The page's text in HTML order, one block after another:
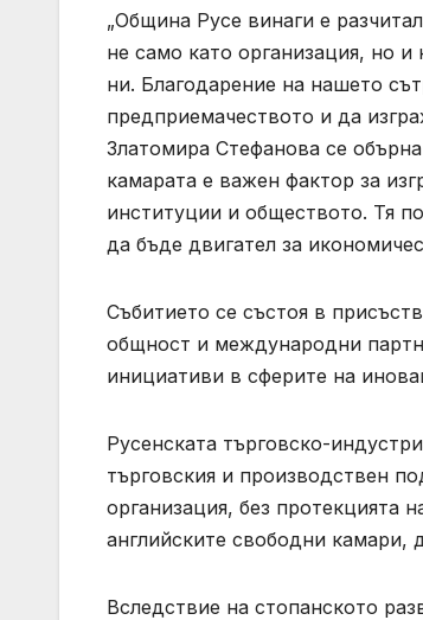
„Община Русе винаги е
не само като организация, но
ни. Благодарение на нашето
предприемачеството и да
Златомира Стефанова се
камарата е важен фактор за
институции и обществото. Тя
да бъде двигател за
Събитието се състоя в
общност и международни
инициативи в сферите на
Русенската търговско-
търговския и производствен
организация, без протекцията
английските свободни камари,
Вследствие на стопанското